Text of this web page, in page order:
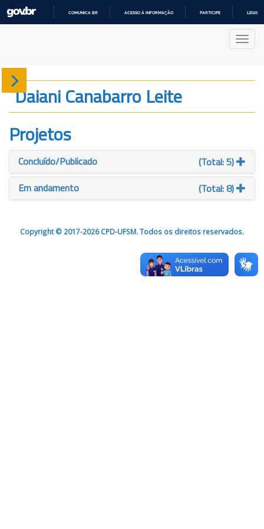
COMUNICA BR ACESSO À INFORMAÇÃO PARTICIPE
Sobre
Produção
Projetos
Gráficos
Daiani Canabarro Leite
Projetos
Concluído/Publicado
(Total: 5)
Em andamento
(Total: 8)
Copyright © 2017-2026 CPD-UFSM. Todos os direitos reservados.